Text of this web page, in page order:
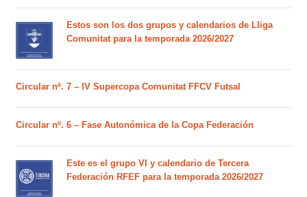
Estos son los dos grupos y calendarios de Lliga
Comunitat para la temporada 2026/2027
Circular nº. 7 – IV Supercopa Comunitat FFCV Futsal
Circular nº. 6 – Fase Autonómica de la Copa Federación
Este es el grupo VI y calendario de Tercera
Federación RFEF para la temporada 2026/2027